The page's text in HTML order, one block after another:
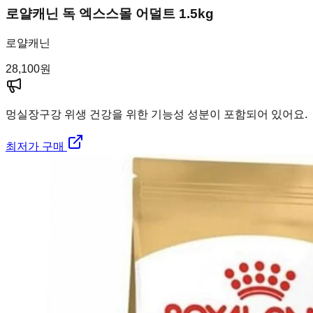
로얄캐닌 독 엑스스몰 어덜트 1.5kg
로얄캐닌
28,100원
멍실장구강 위생 건강을 위한 기능성 성분이 포함되어 있어요.
최저가 구매